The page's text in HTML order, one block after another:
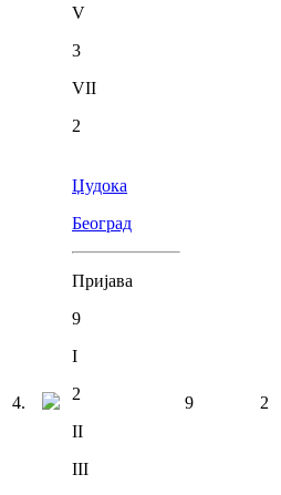
V
3
VII
2
4.
Џудока
Београд
Пријава
9
I
2
II
III
9 2